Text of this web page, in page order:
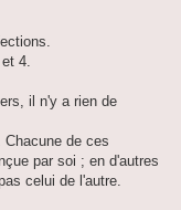
4.
il n'y a rien de
de ces
par soi ; en d'autres
celui de l'autre.